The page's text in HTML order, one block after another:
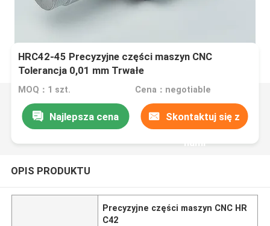
HRC42-45 Precyzyjne części maszyn CNC
Tolerancja 0,01 mm Trwałe
MOQ：1 szt. Cena：negotiable
Najlepsza cena Skontaktuj się z
nami
OPIS PRODUKTU
Precyzyjne części maszyn CNC HR
C42